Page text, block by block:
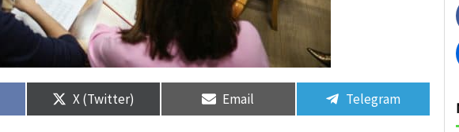
Compartir
en
X (Twitter)
Compartir
en
Email
en
Telegram
Compartir
en
Compartir
en en